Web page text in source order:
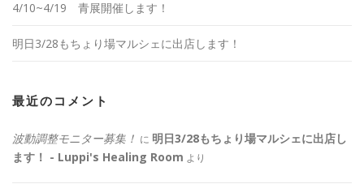
4/10~4/19 青展開催します！
明日3/28もちょり場マルシェに出店します！
最近のコメント
波動調整モニター募集！ に 明日3/28もちょり場マルシェに出店し
ます！ - Luppi's Healing Room より